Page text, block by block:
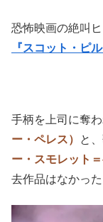
恐怖映画の絶叫
『スコット・ピ
手柄を上司に奪
ー・ペレス）
と
ー・スモレット＝
去作品はなかった